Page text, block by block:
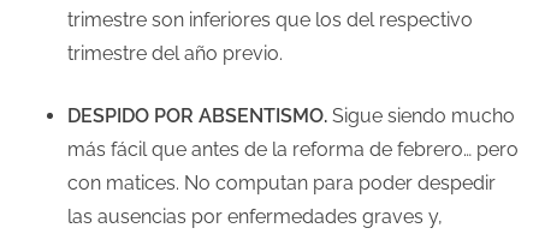
trimestre son inferiores que los del respectivo
trimestre del año previo.
DESPIDO POR ABSENTISMO. Sigue siendo mucho
más fácil que antes de la reforma de febrero… pero
con matices. No computan para poder despedir
las ausencias por enfermedades graves y,